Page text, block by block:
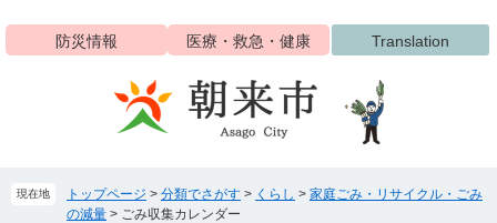
ジ
ュ
防災情報 医療・救急・健康 Translation
現在地 トップページ > 分類でさがす > くらし > 家庭ごみ・リサイクル・ごみ
の減量 > ごみ収集カレンダー